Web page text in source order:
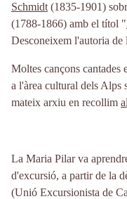
Schmidt (1835-1901)
(1788-1866) amb el títol "
Desconeixem l'autoria de
Moltes cançons cantades
a l'àrea cultural dels Alps
mateix arxiu en recollim
La Maria Pilar va
d'excursió, a partir de la
(Unió Excursionista de